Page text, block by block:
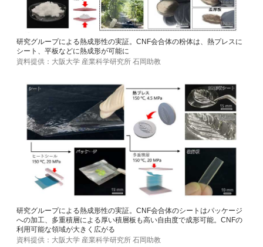
研究グループによる熱成形性の実証。CNF会合体の粉体は、熱プレスに
シート、平板などに熱成形が可能に
資料提供：大阪大学 産業科学研究所 石岡助教
研究グループによる熱成形性の実証。CNF会合体のシートはパッケージ
への加工、多重積層による厚い積層板も高い自由度で成形可能。CNFの
利用可能な領域が大きく広がる
資料提供：大阪大学 産業科学研究所 石岡助教